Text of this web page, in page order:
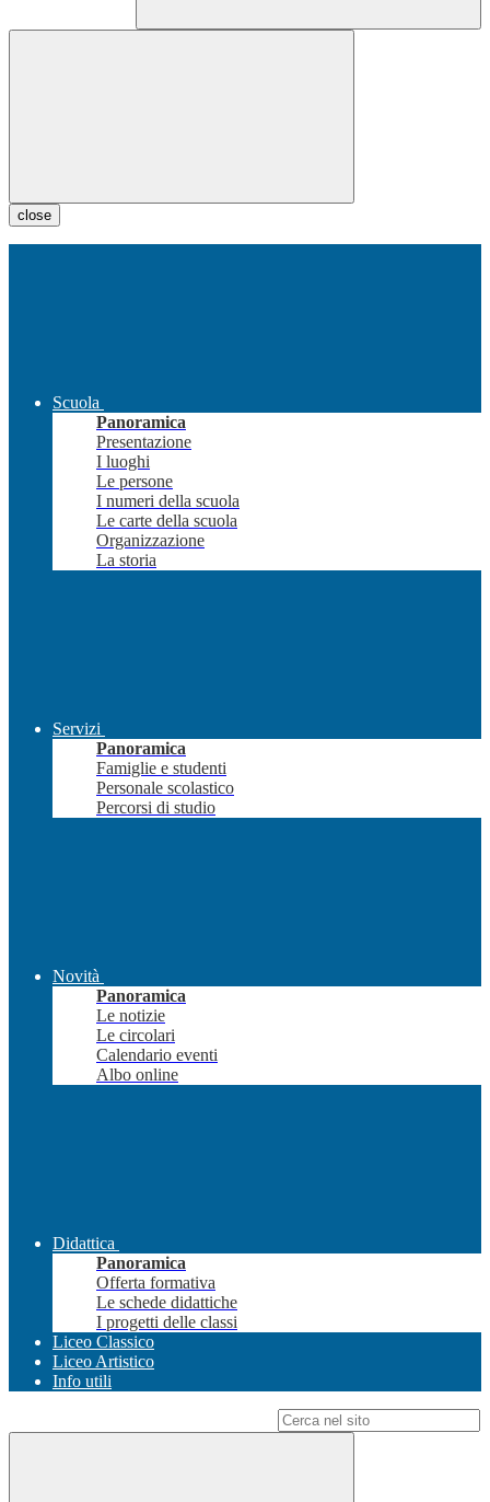
close
Scuola
Panoramica
Presentazione
I luoghi
Le persone
I numeri della scuola
Le carte della scuola
Organizzazione
La storia
Servizi
Panoramica
Famiglie e studenti
Personale scolastico
Percorsi di studio
Novità
Panoramica
Le notizie
Le circolari
Calendario eventi
Albo online
Didattica
Panoramica
Offerta formativa
Le schede didattiche
I progetti delle classi
Liceo Classico
Liceo Artistico
Info utili